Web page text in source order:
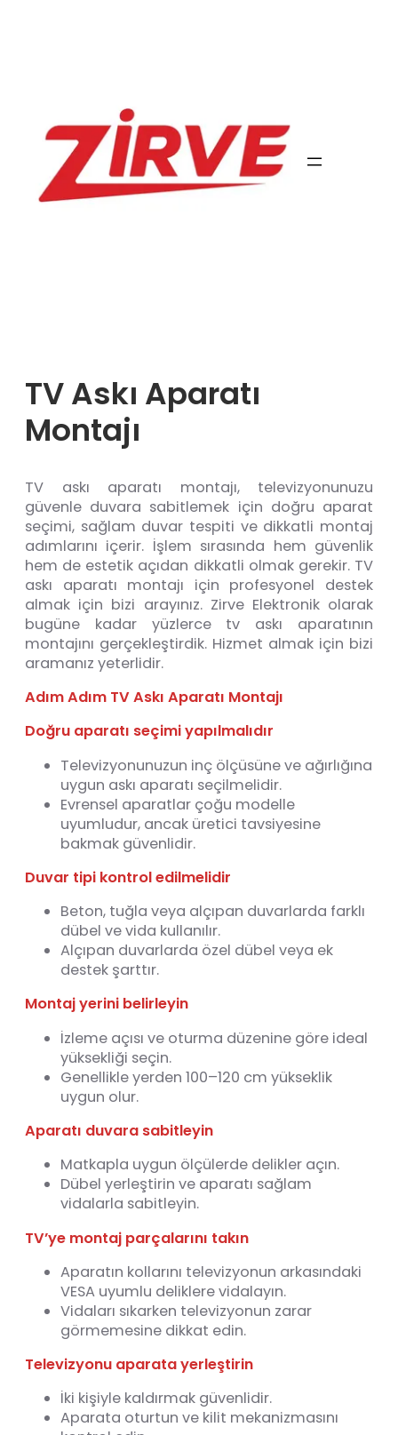
TV Askı Aparatı
Montajı
TV askı aparatı montajı, televizyonunuzu
güvenle duvara sabitlemek için doğru aparat
seçimi, sağlam duvar tespiti ve dikkatli montaj
adımlarını içerir. İşlem sırasında hem güvenlik
hem de estetik açıdan dikkatli olmak gerekir. TV
askı aparatı montajı için profesyonel destek
almak için bizi arayınız. Zirve Elektronik olarak
bugüne kadar yüzlerce tv askı aparatının
montajını gerçekleştirdik. Hizmet almak için bizi
aramanız yeterlidir.
Adım Adım TV Askı Aparatı Montajı
Doğru aparatı seçimi yapılmalıdır
Televizyonunuzun inç ölçüsüne ve ağırlığına
uygun askı aparatı seçilmelidir.
Evrensel aparatlar çoğu modelle
uyumludur, ancak üretici tavsiyesine
bakmak güvenlidir.
Duvar tipi kontrol edilmelidir
Beton, tuğla veya alçıpan duvarlarda farklı
dübel ve vida kullanılır.
Alçıpan duvarlarda özel dübel veya ek
destek şarttır.
Montaj yerini belirleyin
İzleme açısı ve oturma düzenine göre ideal
yüksekliği seçin.
Genellikle yerden 100–120 cm yükseklik
uygun olur.
Aparatı duvara sabitleyin
Matkapla uygun ölçülerde delikler açın.
Dübel yerleştirin ve aparatı sağlam
vidalarla sabitleyin.
TV’ye montaj parçalarını takın
Aparatın kollarını televizyonun arkasındaki
VESA uyumlu deliklere vidalayın.
Vidaları sıkarken televizyonun zarar
görmemesine dikkat edin.
Televizyonu aparata yerleştirin
İki kişiyle kaldırmak güvenlidir.
Aparata oturtun ve kilit mekanizmasını